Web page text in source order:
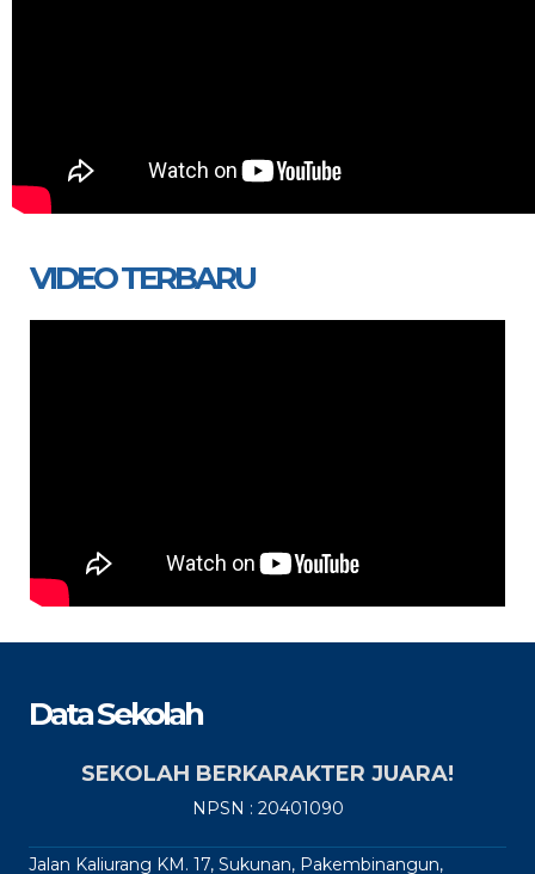
VIDEO TERBARU
Data Sekolah
SEKOLAH BERKARAKTER JUARA!
NPSN : 20401090
Jalan Kaliurang KM. 17, Sukunan, Pakembinangun,